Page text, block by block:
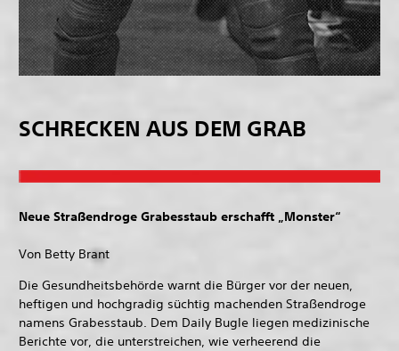
SCHRECKEN AUS DEM GRAB
Neue Straßendroge Grabesstaub erschafft „Monster“
Von Betty Brant
Die Gesundheitsbehörde warnt die Bürger vor der neuen,
heftigen und hochgradig süchtig machenden Straßendroge
namens Grabesstaub. Dem Daily Bugle liegen medizinische
Berichte vor, die unterstreichen, wie verheerend die